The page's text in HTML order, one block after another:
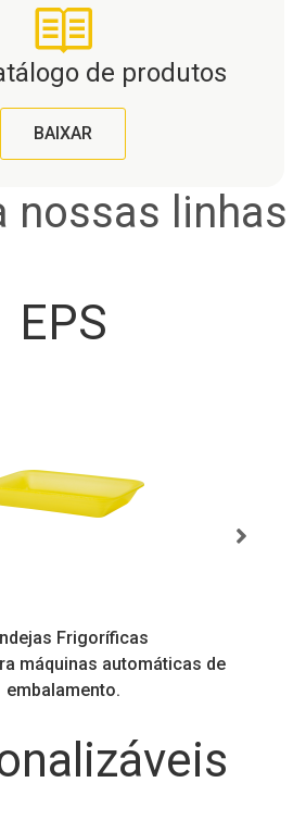
de produtos
BAIXAR
nossas linhas
EPS
Frigoríficas
máquinas automáticas de
embalamento.